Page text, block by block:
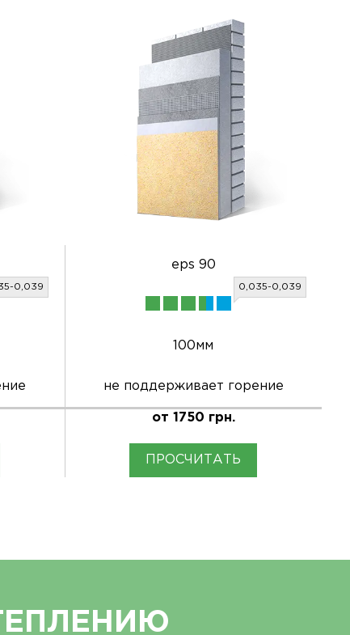
0,039
eps 90
0,035-0,039
100мм
не поддерживает горение
от 1750 грн.
ПРОСЧИТАТЬ